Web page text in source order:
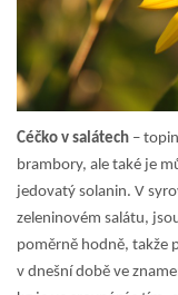
Céčko v salátech –
brambory, ale také je
jedovatý solanin. V
zeleninovém salátu,
poměrně hodně, takže
v dnešní době ve